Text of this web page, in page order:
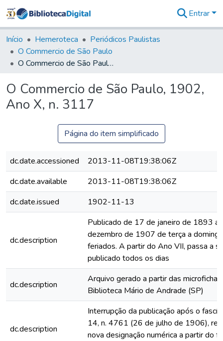
&
Coleções
Tudo na
Biblioteca
Estatísticas
Entrar
Início Hemeroteca
Periódicos Paulistas
O Commercio de São Paulo
O Commercio de São Paulo, 1902, Ano X, n. 3117
O Commercio de São Paulo, 1902,
Ano X, n. 3117
Página do item simplificado
dc.date.accessioned
2013-11-08T19:38:06Z
dc.date.available
2013-11-08T19:38:06Z
dc.date.issued
1902-11-13
dc.description
Publicado de 17 de janeiro de 1893 a
dezembro de 1907 de terça a
feriados. A partir do Ano VII, passa a
publicado todos os dias
dc.description
Arquivo gerado a partir das
Biblioteca Mário de Andrade (SP)
dc.description
Interrupção da publicação após o
14, n. 4761 (26 de julho de 1906),
nova designação numérica a partir do